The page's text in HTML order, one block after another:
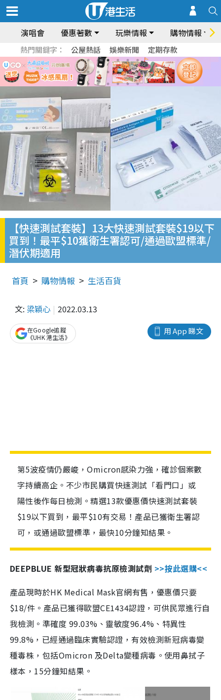
演唱會 優惠著數 玩樂情報 購物情報
熱門關鍵字： 公屋熱話 娛樂新聞 定期存款
【快速測試套裝】13大快速測試套裝$19以下
買到！最平$10獲衛生署認可/通過歐盟標準/
潛伏期適用
首頁 購物情報 生活百貨
文: 梁穎心 2022.03.13
用 App 睇文
在Google追蹤
《UHK 港生活》
第5波疫情仍嚴峻，Omicron感染力強，確診個案數
字持續高企。不少市民購買快速測試「看門口」或
陽性後作每日檢測。精選13款優惠價快速測試套裝
$19以下買到，最平$10有交易！產品已獲衛生署認
可，或通過歐盟標準，最快10分鐘知結果。
DEEPBLUE 新型冠狀病毒抗原檢測試劑 >>按此選購<<
產品現時於HK Medical Mask官網有售，優惠價只要
$18/件。產品已獲得歐盟CE1434認證，可供民眾進行自
我檢測。準確度 99.03%、靈敏度96.4%、特異性
99.8%，已經通過臨床實驗認證，有效檢測新冠病毒變
種毒株，包括Omicron 及Delta變種病毒。使用鼻拭子
樣本，15分鐘知結果。